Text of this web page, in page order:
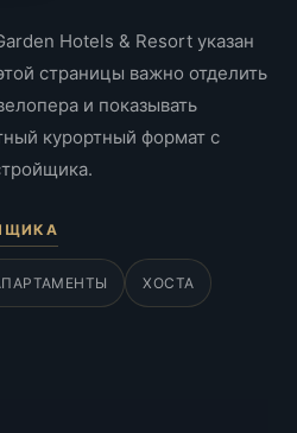
Hotels & Resort указан
страницы важно отделить
и показывать
курортный формат с
ХОСТА